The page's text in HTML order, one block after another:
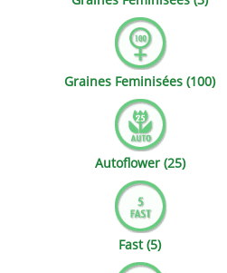
Female Seeds
Genehtik
House of
Graines Feminisées (100)
Autoflower (25)
Fast (5)